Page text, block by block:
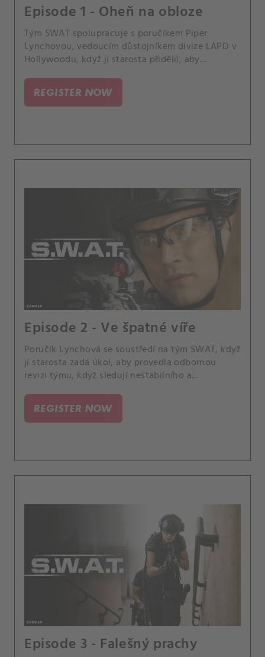
Episode 1 - Oheň na obloze
Tým SWAT spolupracuje s poručíkem Piper
Lynchovou, vedoucím důstojníkem divize LAPD v
Hollywoodu, když ji starosta přidělil, aby
aby zastavili bombového útočníka používajícího
drony. Stejně jako se Hondo usiluje o právní
opatrovnictví mladistvého Darryla, jeho domácí
REGISTER NOW
Episode 2 - Ve špatné víře
Poručík Lynchová se soustředí na tým SWAT, když
jí starosta zadá úkol, aby provedla odbornou
revizi týmu, když sledují nestabilního a
soudného dne. Mezitím Luca žádá člený týmu,
aby investovali dojeho nového projektu,
guatemalského potravinového vozu.
REGISTER NOW
Episode 3 - Falešný prachy